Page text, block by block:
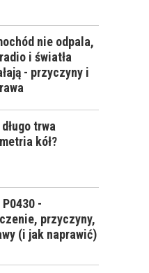
SCENTS
SIĘ
-
CZ.
nie odpala,
i światła
- przyczyny i
trwa
kół?
P0430 -
przyczyny,
(i jak naprawić)